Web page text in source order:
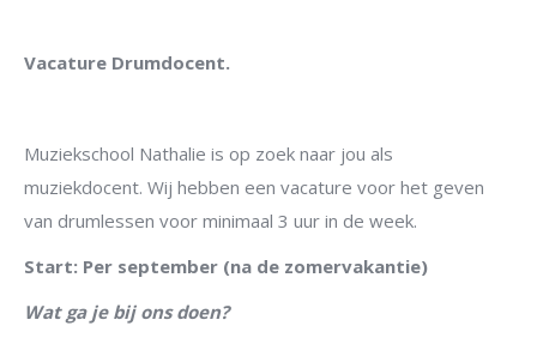
Vacature Drumdocent.
Muziekschool Nathalie is op zoek naar jou als
muziekdocent. Wij hebben een vacature voor het geven
van drumlessen voor minimaal 3 uur in de week.
Start: Per september (na de zomervakantie)
Wat ga je bij ons doen?